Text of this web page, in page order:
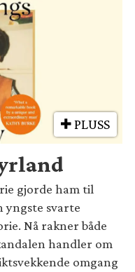
PLUSS
gjorde ham til
yngste svarte
Nå rakner både
handler om
omgang